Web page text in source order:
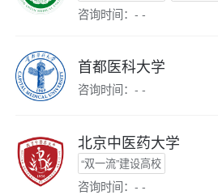
咨询时间：- -
首都医科大学
咨询时间：- -
北京中医药大学
“双一流”建设高校
咨询时间：- -